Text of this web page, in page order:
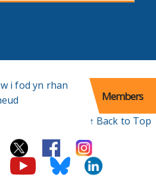
i fod yn rhan
Members
↑ Back to Top